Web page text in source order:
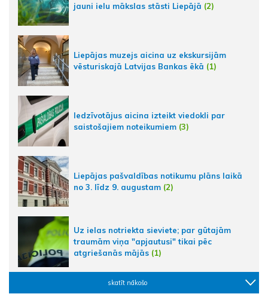
jauni ielu mākslas stāsti Liepājā (2)
Liepājas muzejs aicina uz ekskursijām
vēsturiskajā Latvijas Bankas ēkā (1)
Iedzīvotājus aicina izteikt viedokli par
saistošajiem noteikumiem (3)
Liepājas pašvaldības notikumu plāns laikā
no 3. līdz 9. augustam (2)
Uz ielas notriekta sieviete; par gūtajām
traumām viņa "apjautusi" tikai pēc
atgriešanās mājās (1)
skatīt nākošo